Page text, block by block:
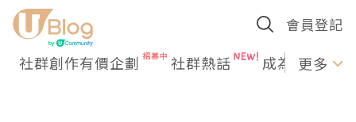
會員登記
社群創作有價企劃 社群熱話 成為U更多